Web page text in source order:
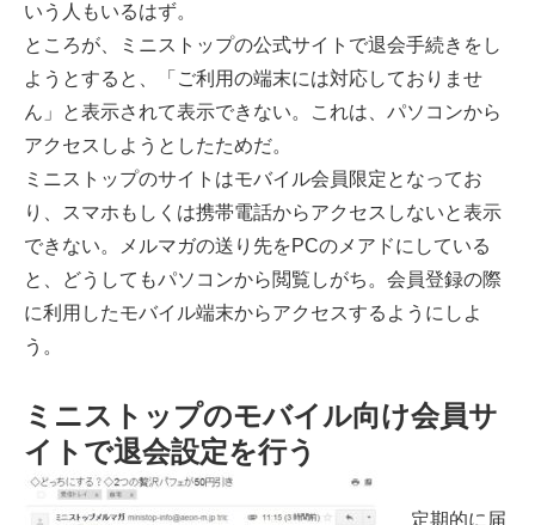
いう人もいるはず。
ところが、ミニストップの公式サイトで退会手続きをし
ようとすると、「ご利用の端末には対応しておりませ
ん」と表示されて表示できない。これは、パソコンから
アクセスしようとしたためだ。
ミニストップのサイトはモバイル会員限定となってお
り、スマホもしくは携帯電話からアクセスしないと表示
できない。メルマガの送り先をPCのメアドにしている
と、どうしてもパソコンから閲覧しがち。会員登録の際
に利用したモバイル端末からアクセスするようにしよ
う。
ミニストップのモバイル向け会員サ
イトで退会設定を行う
定期的に届